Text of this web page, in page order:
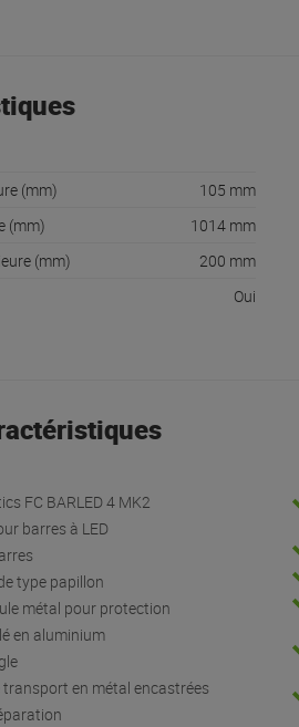
(mm)
105 mm
(mm)
1014 mm
(mm)
200 mm
Oui
FC BARLED 4 MK2
barres à LED
type papillon
métal pour protection
en aluminium
transport en métal encastrées